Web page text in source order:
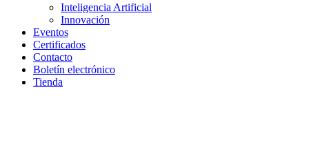
Inteligencia Artificial
Innovación
Eventos
Certificados
Contacto
Boletín electrónico
Tienda